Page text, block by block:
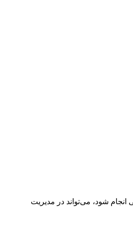
با پول‌های ملی انجام شود، می‌تواند در مدیریت